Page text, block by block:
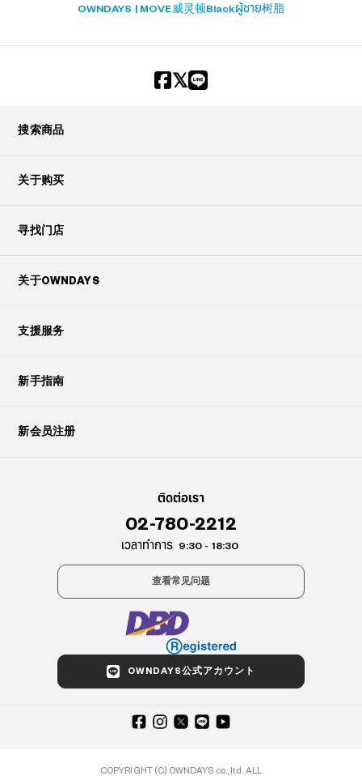
OWNDAYS | MOVE 威灵顿 Blackผู้ชาย树脂
搜索商品
关于购买
寻找门店
关于OWNDAYS
支援服务
新手指南
新会员注册
ติดต่อเรา
02-780-2212
เวลาทำการ 9:30 - 18:30
查看常见问题
OWNDAYS公式アカウント
COPYRIGHT (C) OWNDAYS co., ltd. ALL